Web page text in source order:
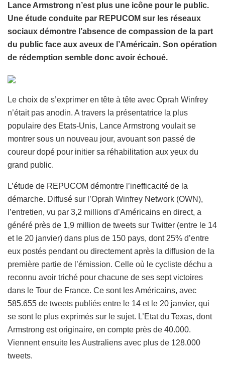
Lance Armstrong n’est plus une icône pour le public.
Une étude conduite par REPUCOM sur les réseaux
sociaux démontre l’absence de compassion de la part
du public face aux aveux de l’Américain. Son opération
de rédemption semble donc avoir échoué.
Le choix de s’exprimer en tête à tête avec Oprah Winfrey
n’était pas anodin. A travers la présentatrice la plus
populaire des Etats-Unis, Lance Armstrong voulait se
montrer sous un nouveau jour, avouant son passé de
coureur dopé pour initier sa réhabilitation aux yeux du
grand public.
L’étude de REPUCOM démontre l’inefficacité de la
démarche. Diffusé sur l’Oprah Winfrey Network (OWN),
l’entretien, vu par 3,2 millions d’Américains en direct, a
généré près de 1,9 million de tweets sur Twitter (entre le 14
et le 20 janvier) dans plus de 150 pays, dont 25% d’entre
eux postés pendant ou directement après la diffusion de la
première partie de l’émission. Celle où le cycliste déchu a
reconnu avoir triché pour chacune de ses sept victoires
dans le Tour de France. Ce sont les Américains, avec
585.655 de tweets publiés entre le 14 et le 20 janvier, qui
se sont le plus exprimés sur le sujet. L’Etat du Texas, dont
Armstrong est originaire, en compte près de 40.000.
Viennent ensuite les Australiens avec plus de 128.000
tweets.